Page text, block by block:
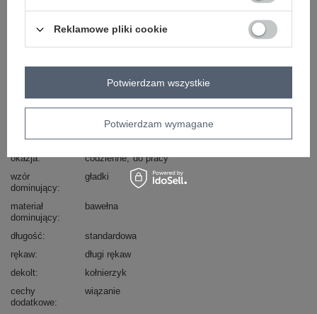
IT-KS-FL10188.27
koszula casualowa
styl
casual
okazja
codzienne do pracy
wzór
dominujący
gładki
materiał
dominujący
bawełna
długość
standardowa
rękaw
długi rękaw
dekolt
kołnierzyk
cechy
dodatkowe
wiązanie
Reklamowe pliki cookie
Potwierdzam wymagane
Potwierdzam wszystkie